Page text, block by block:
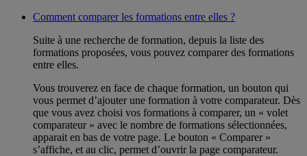
Comment comparer les formations entre elles ?
Suite à une recherche de formation, depuis la liste des
formations proposées, vous pouvez comparer des formations
entre elles.
Vous trouverez en face de chaque formation, un bouton qui
vous permet d’ajouter une formation à votre comparateur. Dès
que vous avez choisi vos formations à comparer, un « volet
comparateur » avec le nombre de formations sélectionnées,
apparait en bas de votre page. Le bouton « Comparer »
s’affiche, et au clic, permet d’ouvrir la page comparateur.